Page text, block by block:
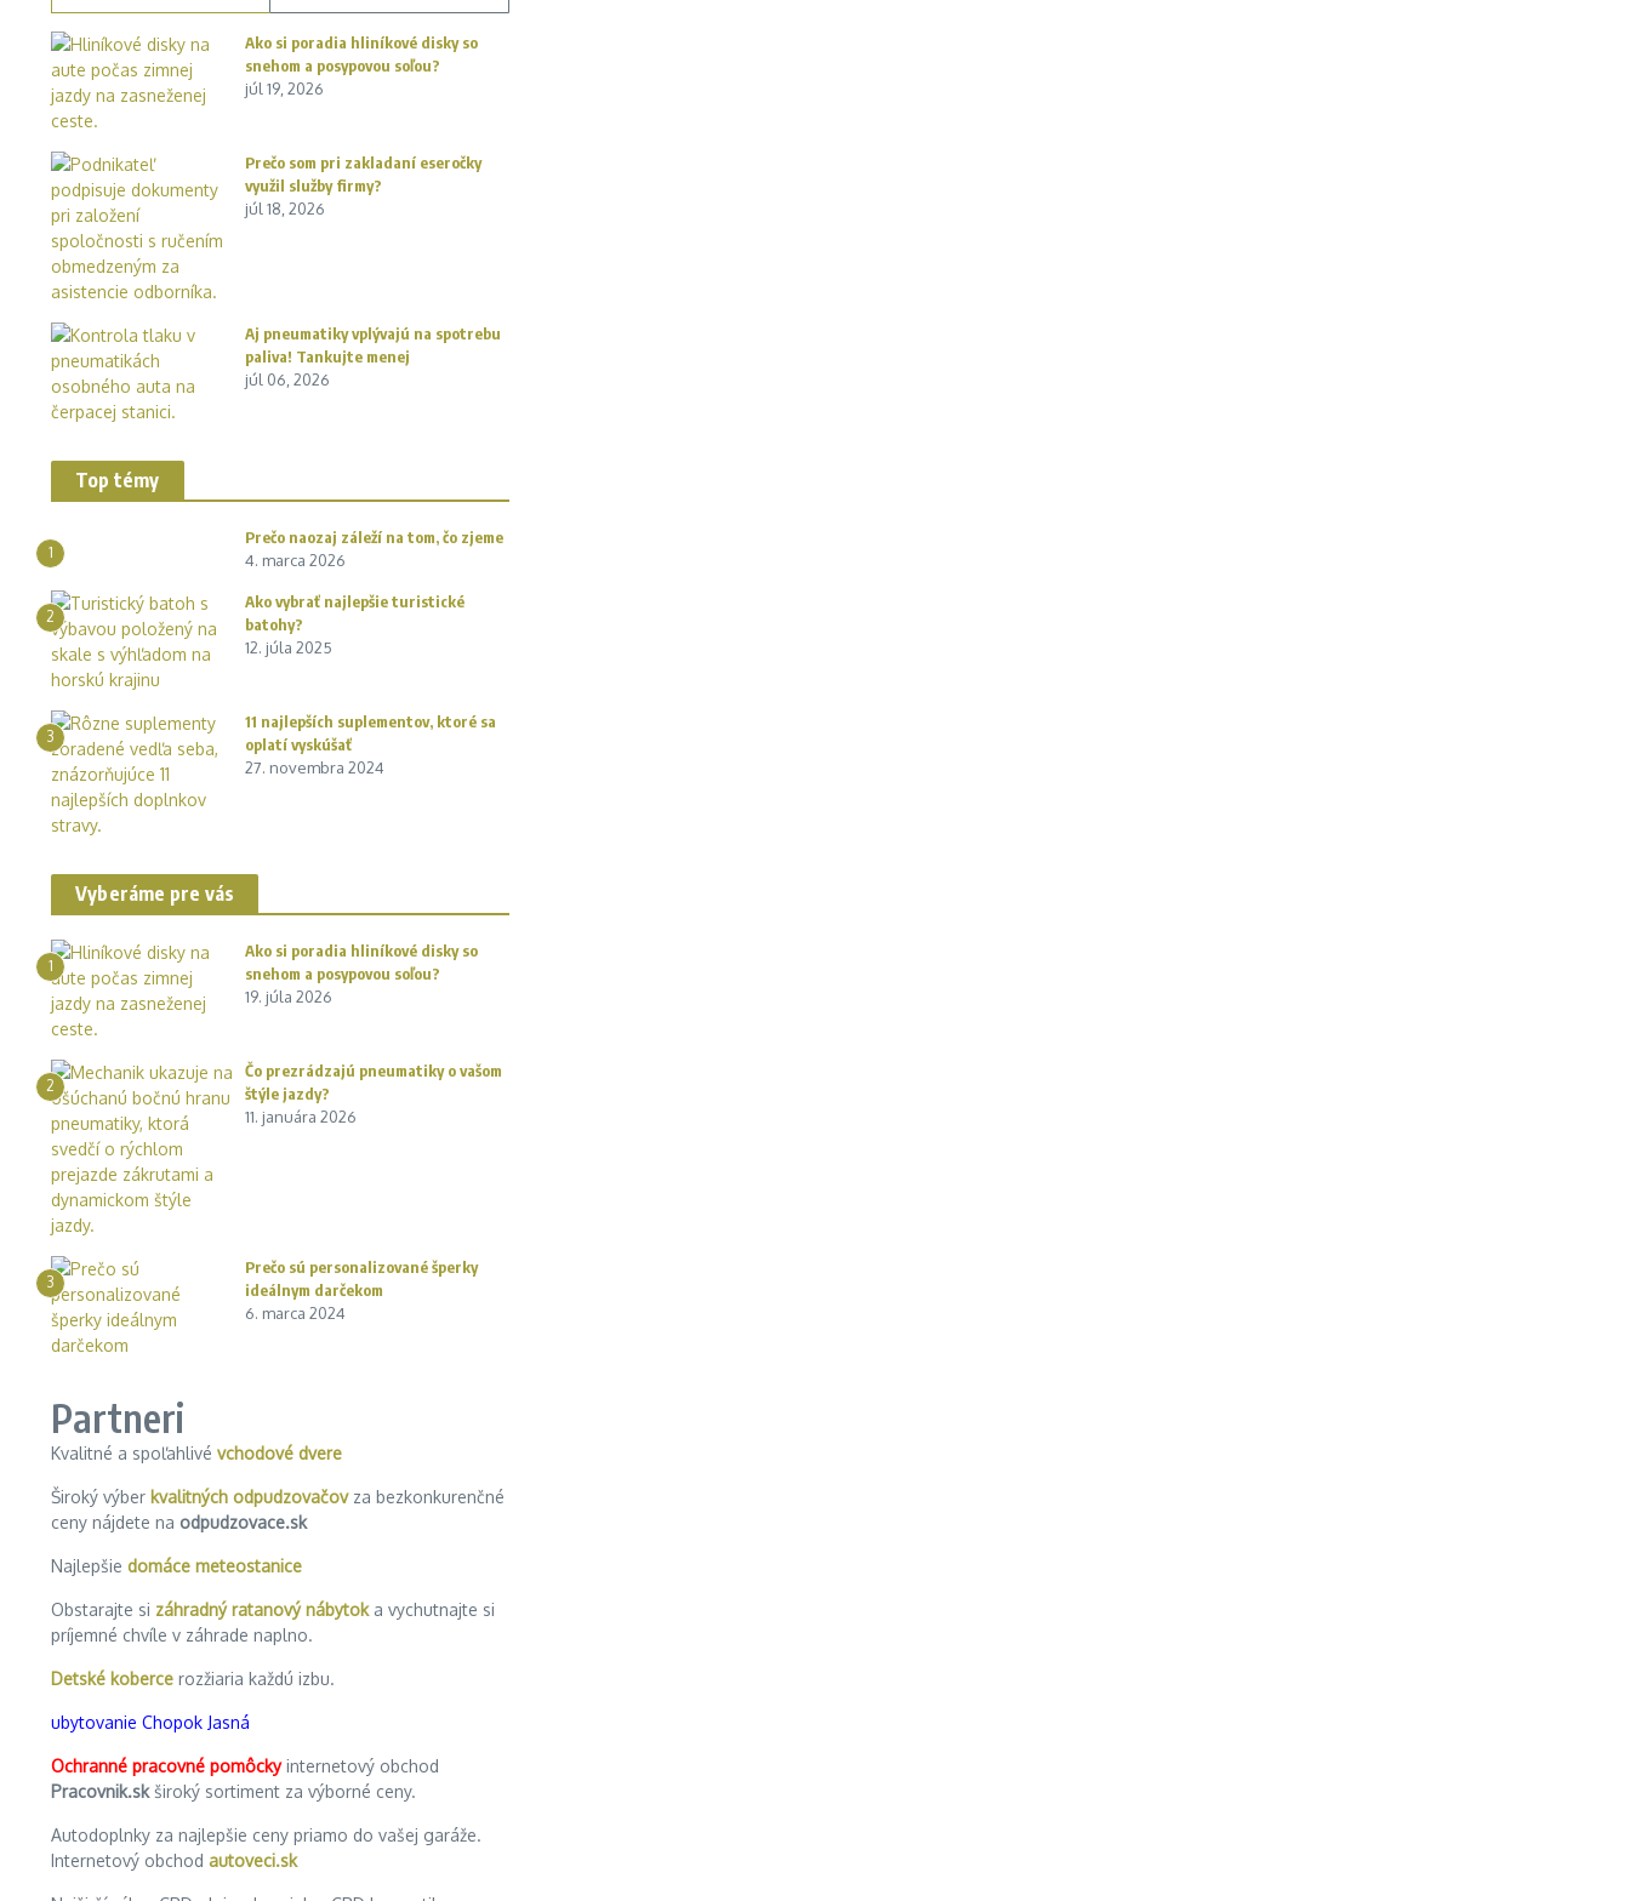
Ako si poradia hliníkové disky so
snehom a posypovou soľou?
júl 19, 2026
Prečo som pri zakladaní eseročky
využil služby firmy?
júl 18, 2026
Aj pneumatiky vplývajú na spotrebu
paliva! Tankujte menej
júl 06, 2026
Top témy
1
Prečo naozaj záleží na tom, čo zjeme
4. marca 2026
2
Ako vybrať najlepšie turistické
batohy?
12. júla 2025
3
11 najlepších suplementov, ktoré sa
oplatí vyskúšať
27. novembra 2024
Vyberáme pre vás
1
Ako si poradia hliníkové disky so
snehom a posypovou soľou?
19. júla 2026
2
Čo prezrádzajú pneumatiky o vašom
štýle jazdy?
11. januára 2026
3
Prečo sú personalizované šperky
ideálnym darčekom
6. marca 2024
Partneri
Kvalitné a spoľahlivé vchodové dvere
Široký výber kvalitných odpudzovačovza bezkonkurenčné
ceny nájdete na odpudzovace.sk
Najlepšie domáce meteostanice
Obstarajte si záhradný ratanový nábytoka vychutnajte si
príjemné chvíle v záhrade naplno.
Detské koberce rozžiaria každú izbu.
ubytovanie Chopok Jasná
Ochranné pracovné pomôckyinternetový obchod
Pracovnik.skširoký sortiment za výborné ceny.
Autodoplnky za najlepšie ceny priamo do vašej garáže.
Internetový obchod autoveci.sk